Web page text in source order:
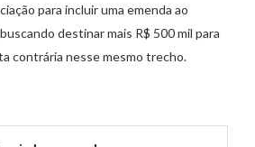
para incluir uma emenda ao
destinar mais R$ 500 mil para
contrária nesse mesmo trecho.